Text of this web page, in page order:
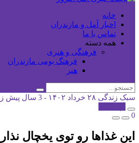
خانه
اخبار آمل و مازندران
تماس با ما
همه دسته
فرهنگی و هنری
فرهنگ بومی مازندران
هنر
سبک زندگی ۲۸ خرداد ۱۴۰۲ - 3 سال پیش
0
این غذاها رو توی یخچال نذار